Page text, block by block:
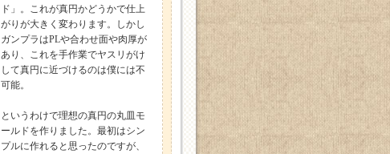
ド」。これが真円かどうかで仕上
がりが大きく変わります。しかし
ガンプラはPLや合わせ面や肉厚が
あり、これを手作業でヤスリがけ
して真円に近づけるのは僕には不
可能。
というわけで理想の真円の丸皿モ
ールドを作りました。最初はシン
プルに作れると思ったのですが、